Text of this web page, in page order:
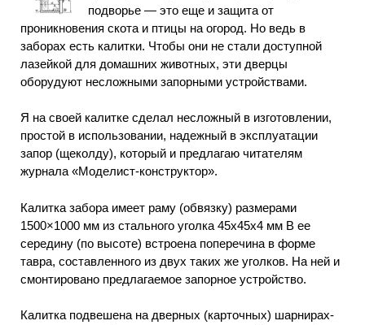
подворье — это еще и защита от
проникновения скота и птицы на огород. Но ведь в
заборах есть калитки. Чтобы они не стали доступной
лазейкой для домашних животных, эти дверцы
оборудуют несложными запорными устройствами.
Я на своей калитке сделал несложный в изготовлении,
простой в использовании, надежный в эксплуатации
запор (щеколду), который и предлагаю читателям
журнала «Моделист-конструктор».
Калитка забора имеет раму (обвязку) размерами
1500×1000 мм из стального уголка 45x45x4 мм В ее
середину (по высоте) встроена поперечина в форме
тавра, составленного из двух таких же уголков. На ней и
смонтировано предлагаемое запорное устройство.
Калитка подвешена на дверных (карточных) шарнирах-